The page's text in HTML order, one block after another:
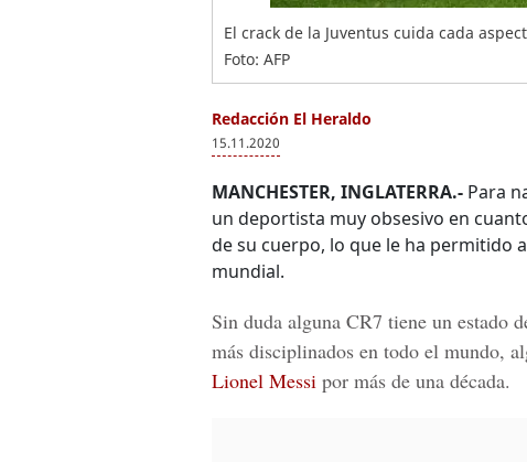
El crack de la Juventus cuida cada
Foto: AFP
Redacción El Heraldo
15.11.2020
MANCHESTER, INGLATERRA.- Para
un deportista muy obsesivo en
de su cuerpo, lo que le ha permitido
mundial.
Sin duda alguna CR7 tiene un estado
más disciplinados en todo el mundo,
Lionel Messi por más de una década.